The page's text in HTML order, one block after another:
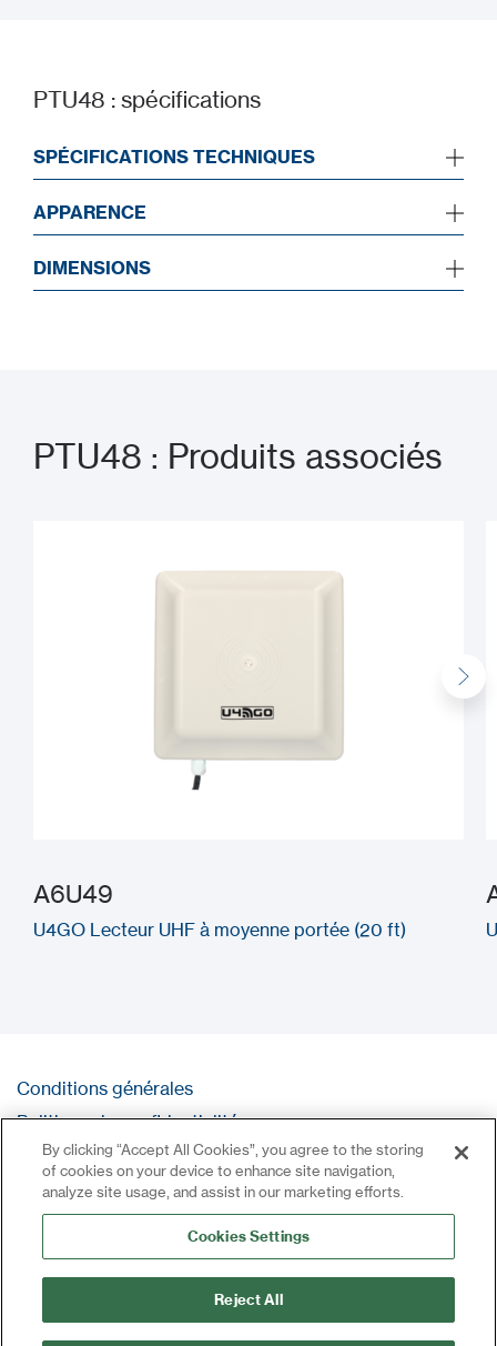
PTU48 : spécifications
SPÉCIFICATIONS TECHNIQUES
APPARENCE
DIMENSIONS
PTU48 : Produits associés
A6U49
U4GO Lecteur UHF à moyenne portée (20 ft)
Conditions générales
Politique de confidentialité
Contact
Se connecter
Plan du site
By clicking “Accept All Cookies”, you agree to the storing
of cookies on your device to enhance site navigation,
analyze site usage, and assist in our marketing efforts.
Cookies Settings
Reject All